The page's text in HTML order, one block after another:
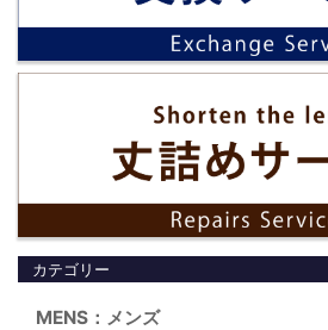
カテゴリー
MENS：メンズ